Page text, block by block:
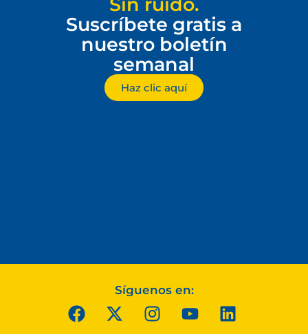
Suscríbete gratis a
nuestro boletín
semanal
Haz clic aquí
Síguenos en: